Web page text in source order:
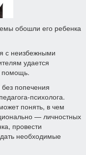
обошли его ребенка
с неизбежными
удается
помощь.
попечения
психолога.
понять, в чем
— личностных
провести
необходимые